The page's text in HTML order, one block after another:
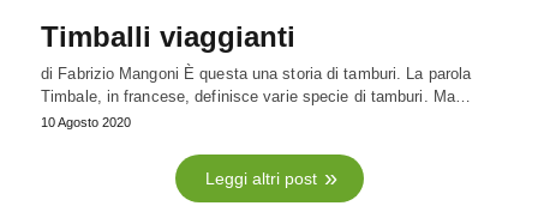
Timballi viaggianti
di Fabrizio Mangoni È questa una storia di tamburi. La parola
Timbale, in francese, definisce varie specie di tamburi. Ma…
10 Agosto 2020
Leggi altri post